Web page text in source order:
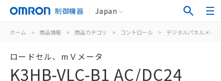
制御機器 Japan
ホーム > 商品情報 > 商品カテゴリ > コントロール > デジタルパネルメータ
ロードセル、mＶメータ
K3HB-VLC-B1 AC/DC24